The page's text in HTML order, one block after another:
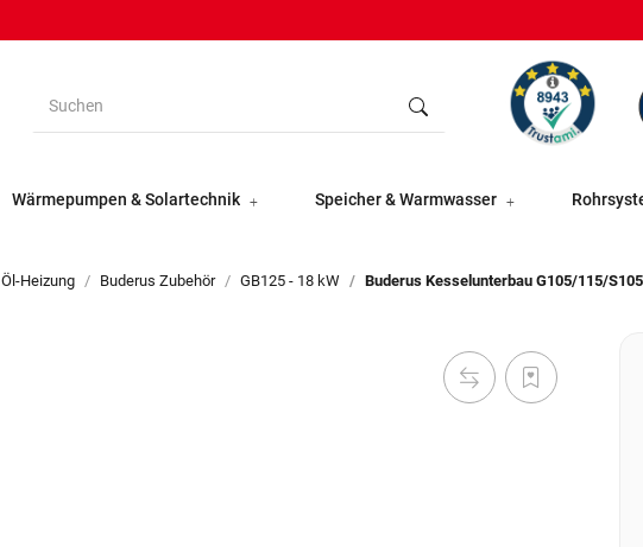
Wärmepumpen & Solartechnik Speicher & Warmwasser
Öl-Heizung Buderus Zubehör GB125 - 18 kW Buderus Kesselunterbau G105/115/